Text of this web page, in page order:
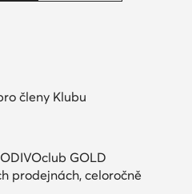
členy Klubu
GOLD
prodejnách, celoročně